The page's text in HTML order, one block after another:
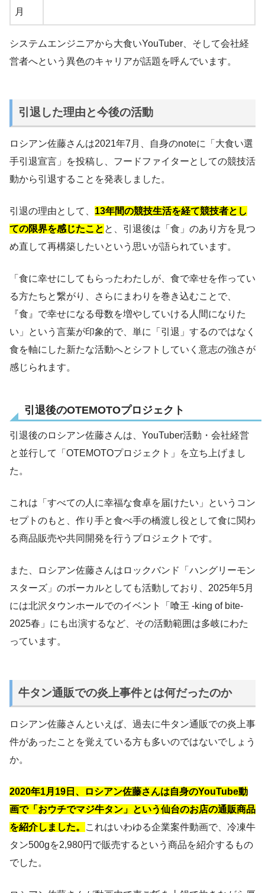
月
システムエンジニアから大食いYouTuber、そして会社経
営者へという異色のキャリアが話題を呼んでいます。
引退した理由と今後の活動
ロシアン佐藤さんは2021年7月、自身のnoteに「大食い選
手引退宣言」を投稿し、フードファイターとしての競技活
動から引退することを発表しました。
引退の理由として、 13年間の競技生活を経て競技者とし
ての限界を感じたこと と、引退後は「食」のあり方を見つ
め直して再構築したいという思いが語られています。
「食に幸せにしてもらったわたしが、食で幸せを作ってい
る方たちと繋がり、さらにまわりを巻き込むことで、
『食』で幸せになる母数を増やしていける人間になりた
い」という言葉が印象的で、単に「引退」するのではなく
食を軸にした新たな活動へとシフトしていく意志の強さが
感じられます。
引退後のOTEMOTOプロジェクト
引退後のロシアン佐藤さんは、YouTuber活動・会社経営
と並行して「OTEMOTOプロジェクト」を立ち上げまし
た。
これは「すべての人に幸福な食卓を届けたい」というコン
セプトのもと、作り手と食べ手の橋渡し役として食に関わ
る商品販売や共同開発を行うプロジェクトです。
また、ロシアン佐藤さんはロックバンド「ハングリーモン
スターズ」のボーカルとしても活動しており、2025年5月
には北沢タウンホールでのイベント「喰王 -king of bite-
2025春」にも出演するなど、その活動範囲は多岐にわた
っています。
牛タン通販での炎上事件とは何だったのか
ロシアン佐藤さんといえば、過去に牛タン通販での炎上事
件があったことを覚えている方も多いのではないでしょう
か。
2020年1月19日、ロシアン佐藤さんは自身のYouTube動
画で「おウチでマジ牛タン」という仙台のお店の通販商品
を紹介しました。
これはいわゆる企業案件動画で、冷凍牛
タン500gを2,980円で販売するという商品を紹介するもの
でした。